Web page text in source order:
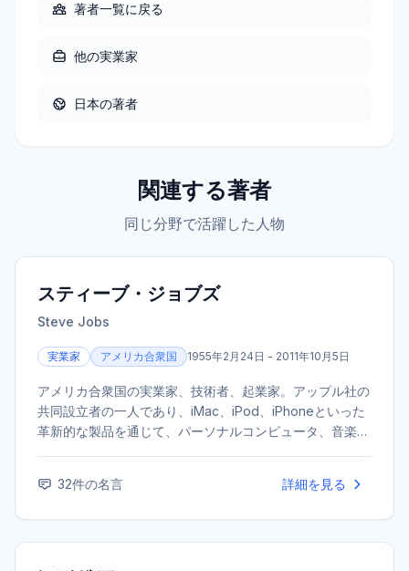
著者一覧に戻る
他の実業家
日本の著者
関連する著者
同じ分野で活躍した人物
スティーブ・ジョブズ
Steve Jobs
実業家 アメリカ合衆国 1955年2月24日 - 2011年10月5日
アメリカ合衆国の実業家、技術者、起業家。アップル社の
共同設立者の一人であり、iMac、iPod、iPhoneといった
革新的な製品を通じて、パーソナルコンピュータ、音楽、
32件の名言 詳細を見る